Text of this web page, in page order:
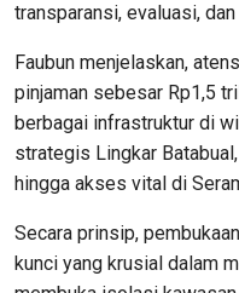
transparansi, evaluasi,
Faubun menjelaskan,
pinjaman sebesar Rp1,5
berbagai infrastruktur di
strategis Lingkar
hingga akses vital di
Secara prinsip,
kunci yang krusial dalam